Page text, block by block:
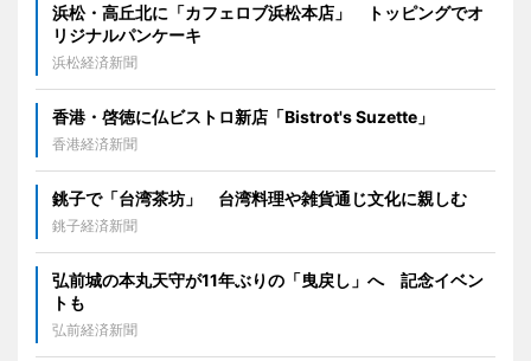
浜松・高丘北に「カフェロブ浜松本店」 トッピングでオ
リジナルパンケーキ
浜松経済新聞
香港・啓徳に仏ビストロ新店「Bistrot's Suzette」
香港経済新聞
銚子で「台湾茶坊」 台湾料理や雑貨通じ文化に親しむ
銚子経済新聞
弘前城の本丸天守が11年ぶりの「曳戻し」へ 記念イベン
トも
弘前経済新聞